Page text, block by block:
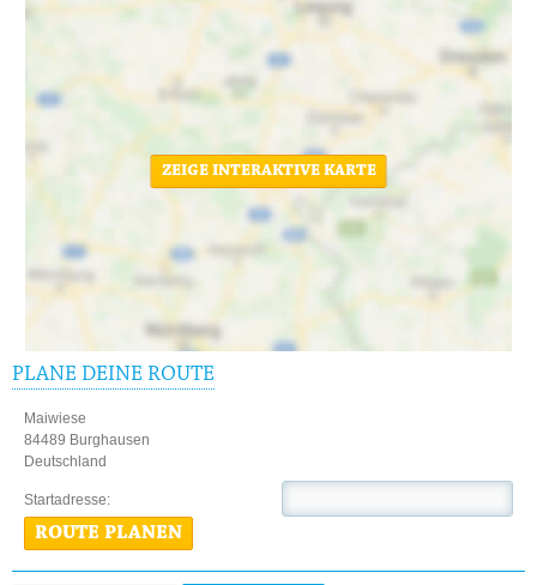
ZEIGE INTERAKTIVE KARTE
PLANE DEINE ROUTE
Maiwiese
84489 Burghausen
Deutschland
Startadresse:
ROUTE PLANEN